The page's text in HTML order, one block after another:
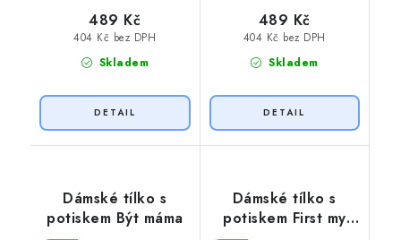
Skladem
404 Kč bez DPH
489 Kč
Skladem
404 Kč bez DPH
489 Kč
Dámské tílko s
potiskem Být máma
Dámské tílko s
potiskem First my